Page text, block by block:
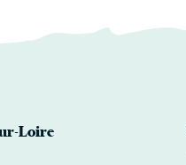
Loire